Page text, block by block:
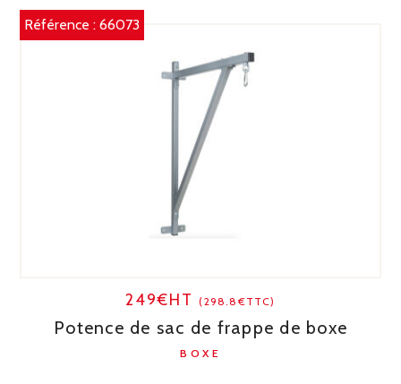
Référence :66073
249€HT(298.8€TTC)
Potence de sac de frappe de boxe
BOXE